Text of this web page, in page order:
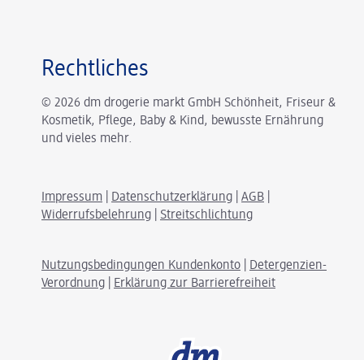
Rechtliches
© 2026 dm drogerie markt GmbH Schönheit, Friseur &
Kosmetik, Pflege, Baby & Kind, bewusste Ernährung
und vieles mehr.
Impressum Datenschutzerklärung AGB
Widerrufsbelehrung
Streitschlichtung
Nutzungsbedingungen Kundenkonto
Detergenzien-
Verordnung
Erklärung zur Barrierefreiheit